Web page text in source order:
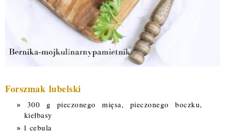
Forszmak lubelski
300 g pieczonego mięsa, pieczonego boczku,
kiełbasy
1 cebula